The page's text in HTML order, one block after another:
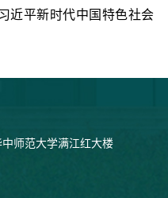
近平新时代中国特色社会
师范大学满江红大楼